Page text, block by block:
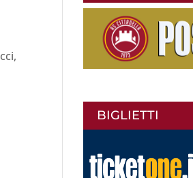
BIGLIETTI